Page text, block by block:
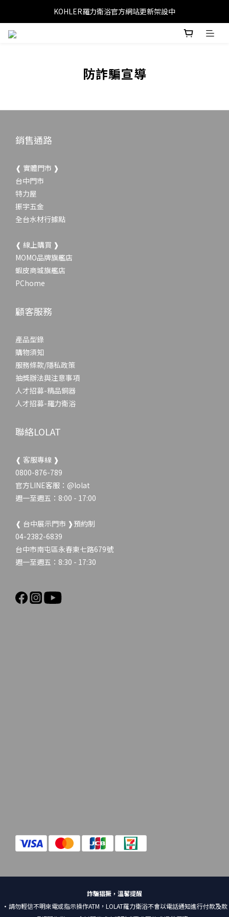
KOHLER羅力衛浴官方網站更新架設中
防詐騙宣導
銷售通路
❰ 實體門市 ❱
台中門市
特力屋
振宇五金
全台水材行據點
❰ 線上購買 ❱
MOMO品牌旗艦店
蝦皮商城旗艦店
PChome
顧客服務
產品型錄
購物須知
服務條款/隱私政策
抽獎辦法與注意事項
人才招募-精品銅器
人才招募-羅力衛浴
聯絡LOLAT
❰ 客服專線 ❱
0800-876-789
官方LINE客服： @lolat
週一至週五：8:00 - 17:00
❰ 台中展示門市 ❱預約制
04-2382-6839
台中市南屯區永春東七路679號
週一至週五：8:30 - 17:30
詐騙猖獗，溫馨提醒
•請勿輕信不明來電或指示操作ATM，LOLAT羅力衛浴不會以電話通知進行付款及款